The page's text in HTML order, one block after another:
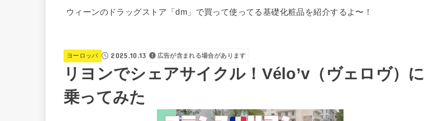
ウィーンのドラッグストア「dm」で買って使ってる基礎化粧品を紹介するよ〜！
ヨーロッパ 2025.10.13 広告が含まれる場合があります
リヨンでシェアサイクル！Vélo’v（ヴェロヴ）に
乗ってみた